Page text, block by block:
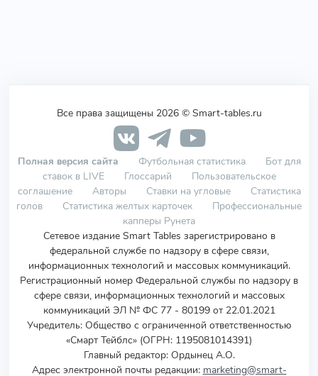
Все права защищены 2026 © Smart-tables.ru
Полная версия сайта Футбольная статистика
Бот для
ставок в LIVE
Глоссарий
Пользовательское
соглашение
Авторы Ставки на угловые
Статистика
голов
Статистика желтых карточек
Профессиональные
капперы Рунета
Сетевое издание Smart Tables зарегистрировано в
федеральной службе по надзору в сфере связи,
информационных технологий и массовых коммуникаций.
Регистрационный номер Федеральной службы по надзору в
сфере связи, информационных технологий и массовых
коммуникаций ЭЛ № ФС 77 - 80199 от 22.01.2021
Учредитель: Общество с ограниченной ответственностью
«Смарт Тейблс» (ОГРН: 1195081014391)
Главный редактор: Ордынец А.О.
Адрес электронной почты редакции: marketing@smart-